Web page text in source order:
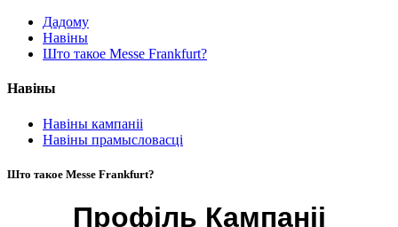
Дадому
Навіны
Што такое Messe Frankfurt?
Навіны
Навіны кампаніі
Навіны прамысловасці
Што такое Messe Frankfurt?
Профіль Кампаніі